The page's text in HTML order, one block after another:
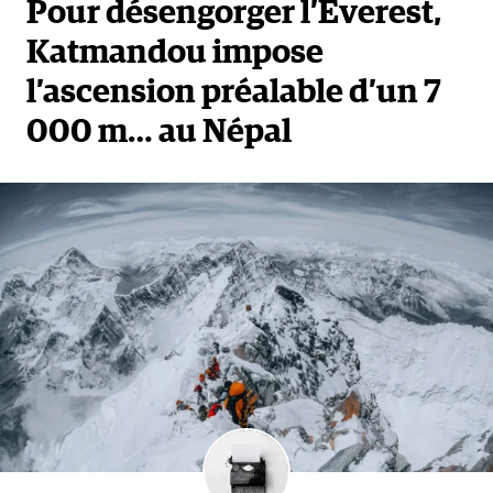
« Je souhaiterais y retourner,
ce qui pourrait être ma
dernière tentative. »
ANG RITA
Mes deux fils Karsang Sherpa et Chhewang Sherpa
ont suivi mes pas dans la montagne. Je les ai
Pour désengorger l’Everest,
Katmandou impose
l’ascension préalable d’un 7
000 m… au Népal